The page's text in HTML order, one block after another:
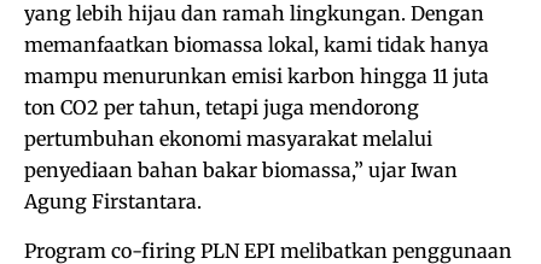
yang lebih hijau dan ramah lingkungan. Dengan
memanfaatkan biomassa lokal, kami tidak hanya
mampu menurunkan emisi karbon hingga 11 juta
ton CO2 per tahun, tetapi juga mendorong
pertumbuhan ekonomi masyarakat melalui
penyediaan bahan bakar biomassa,” ujar Iwan
Agung Firstantara.
Program co-firing PLN EPI melibatkan penggunaan